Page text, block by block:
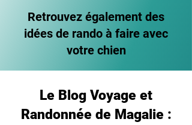
Retrouvez également des
idées de rando à faire avec
votre chien
Le Blog Voyage et
Randonnée de Magalie :